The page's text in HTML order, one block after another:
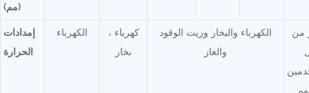
(مم)
إمدادات
الحرارة
الكهرباء كهرباء ،
بخار
الكهرباء والبخار وزيت الوقود
والغاز
من